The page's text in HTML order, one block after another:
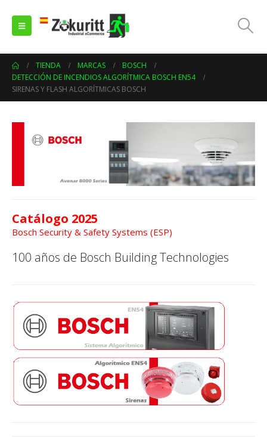
TIENDA MARCAS
BOSCH
DETECCIÓN DE INCENDIOS ALGORÍTMICA BOSCH EN54
SIRENAS Y FLASH ALGORÍTMICAS BOSCH
Catálogo 2025
Bosch Security & Safety Systems (ESP)
100 años de Bosch Building Technologies